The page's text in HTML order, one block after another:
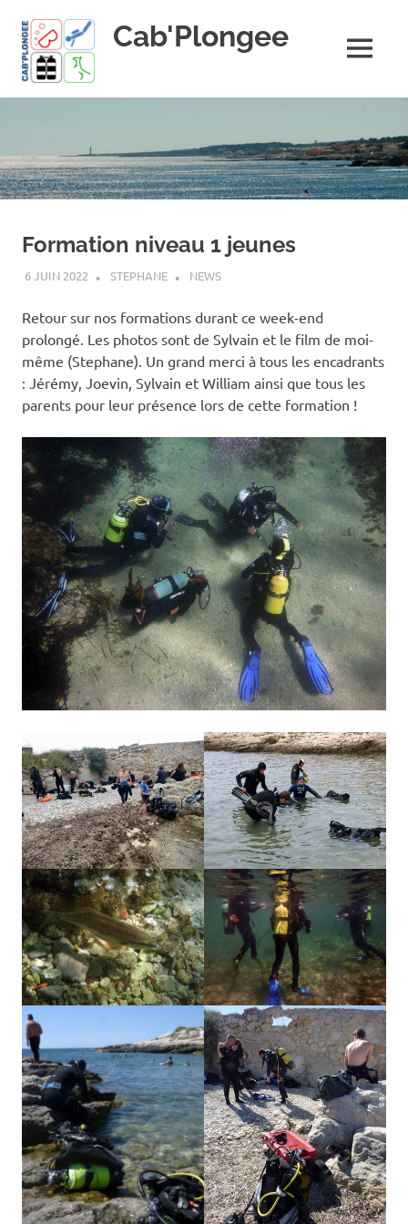
content
Cab'Plongee
!
MENU
Formation niveau 1 jeunes
6 JUIN 2022 STEPHANE NEWS
Retour sur nos formations durant ce week-end
prolongé. Les photos sont de Sylvain et le film de moi-
même (Stephane). Un grand merci à tous les encadrants
: Jérémy, Joevin, Sylvain et William ainsi que tous les
parents pour leur présence lors de cette formation !